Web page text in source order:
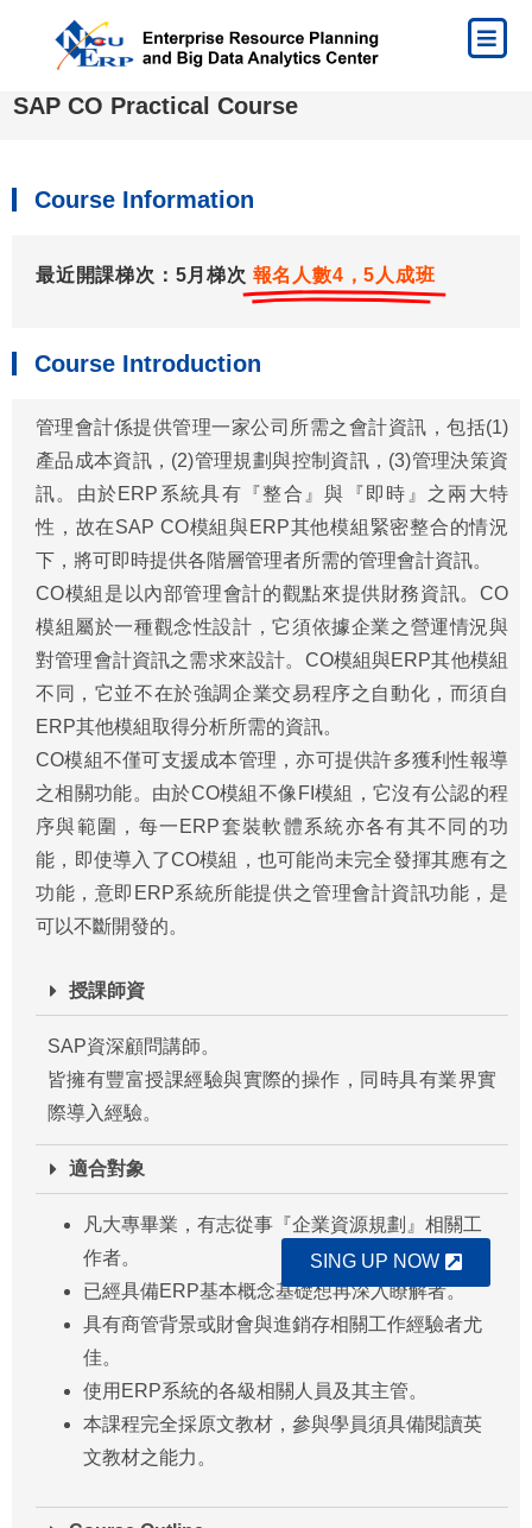
SAP CO Practical Course
Course Information
最近開課梯次：5月梯次 報名人數4，5人成班
SING UP NOW
Course Introduction
管理會計係提供管理一家公司所需之會計資訊，包括(1)
產品成本資訊，(2)管理規劃與控制資訊，(3)管理決策資
訊。由於ERP系統具有『整合』與『即時』之兩大特
性，故在SAP CO模組與ERP其他模組緊密整合的情況
下，將可即時提供各階層管理者所需的管理會計資訊。
CO模組是以內部管理會計的觀點來提供財務資訊。CO
模組屬於一種觀念性設計，它須依據企業之營運情況與
對管理會計資訊之需求來設計。CO模組與ERP其他模組
不同，它並不在於強調企業交易程序之自動化，而須自
ERP其他模組取得分析所需的資訊。
CO模組不僅可支援成本管理，亦可提供許多獲利性報導
之相關功能。由於CO模組不像FI模組，它沒有公認的程
序與範圍，每一ERP套裝軟體系統亦各有其不同的功
能，即使導入了CO模組，也可能尚未完全發揮其應有之
功能，意即ERP系統所能提供之管理會計資訊功能，是
可以不斷開發的。
授課師資
SAP資深顧問講師。
皆擁有豐富授課經驗與實際的操作，同時具有業界實
際導入經驗。
適合對象
凡大專畢業，有志從事『企業資源規劃』相關工
作者。
已經具備ERP基本概念基礎想再深入瞭解者。
具有商管背景或財會與進銷存相關工作經驗者尤
佳。
使用ERP系統的各級相關人員及其主管。
本課程完全採原文教材，參與學員須具備閱讀英
文教材之能力。